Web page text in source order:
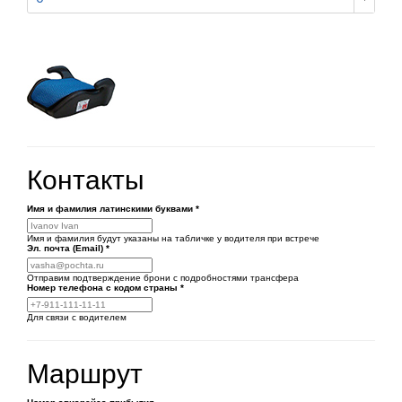
Контакты
Имя и фамилия латинскими буквами *
Имя и фамилия будут указаны на табличке у водителя при встрече
Эл. почта (Email) *
Отправим подтверждение брони с подробностями трансфера
Номер телефона с кодом страны *
Для связи с водителем
Маршрут